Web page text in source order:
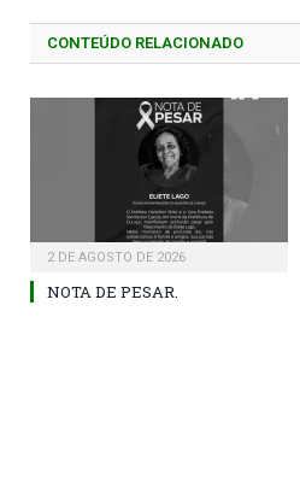
CONTEÚDO RELACIONADO
2 DE AGOSTO DE 2026
NOTA DE PESAR.